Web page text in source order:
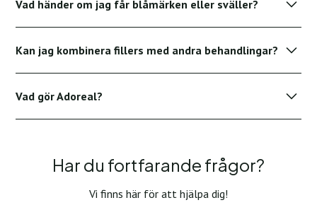
subtila, välbalanserade förbättringar som lyfter fram dina
naturliga drag.
Vad händer om jag får blåmärken eller sväller?
rekommenderar att du planerar behandlingar några dagar
före viktiga händelser.
Kan jag kombinera fillers med andra behandlingar?
hudvård.
Vad gör Adoreal?
enkelt kan följa din resa före och efter varje steg.
Har du fortfarande frågor?
Vi finns här för att hjälpa dig!